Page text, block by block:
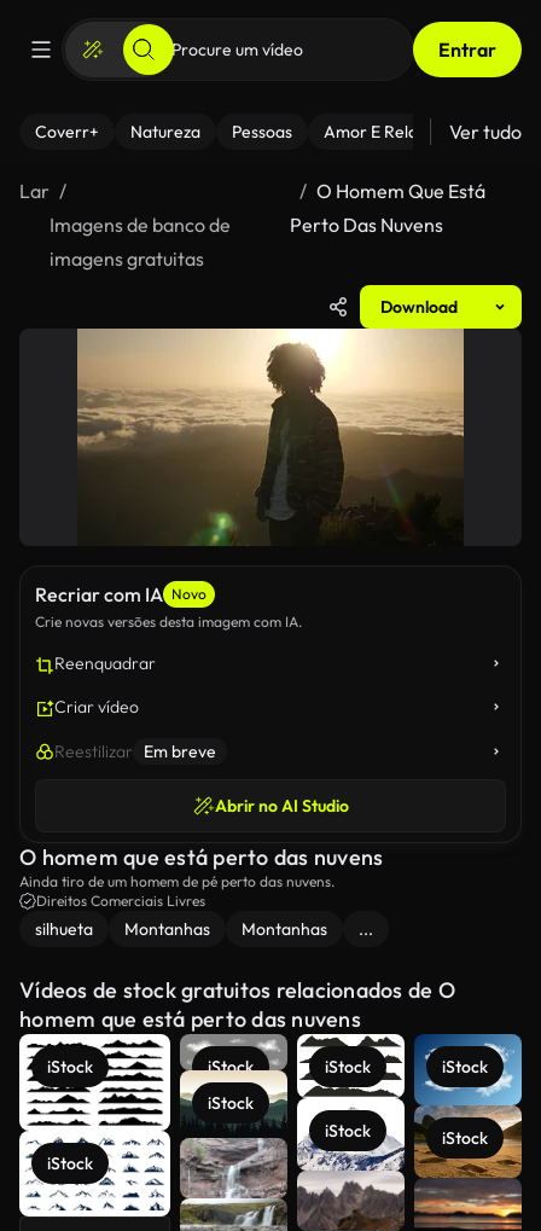
Entrar
Coverr+ Natureza Pessoas Amor E Relacionamentos
Ver tudo
Lar
Imagens de banco de
imagens gratuitas
O Homem Que Está
Perto Das Nuvens
Download
Recriar com IA Novo
Crie novas versões desta imagem com IA.
Reenquadrar
Criar vídeo
Reestilizar Em breve
Abrir no AI Studio
O homem que está perto das nuvens
Ainda tiro de um homem de pé perto das nuvens.
Direitos Comerciais Livres
silhueta Montanhas Montanhas ...
Vídeos de stock gratuitos relacionados de O
homem que está perto das nuvens
iStock
iStock
iStock
iStock
iStock
iStock
iStock
iStock
Veja mais